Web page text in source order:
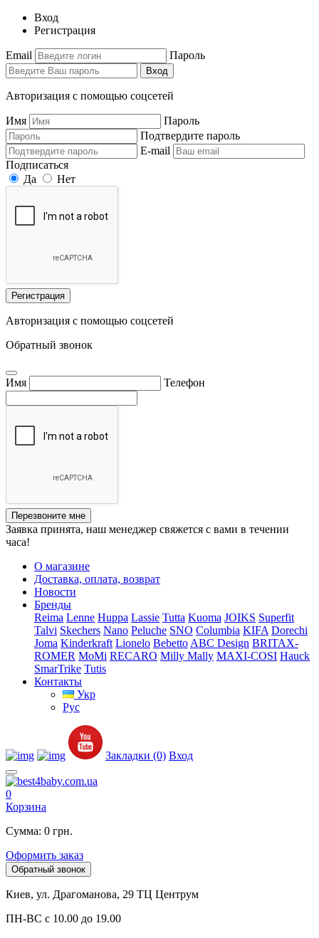
Вход
Регистрация
Email Пароль
Вход
Авторизация с помощью соцсетей
Имя
Пароль
Подтвердите пароль
E-mail
Подписаться
Да
Нет
Регистрация
Авторизация с помощью соцсетей
Обратный звонок
Имя Телефон
Перезвоните мне
Заявка принята, наш менеджер свяжется с вами в течении
часа!
О магазине
Доставка, оплата, возврат
Новости
Бренды
Reima Lenne Huppa Lassie Tutta Kuoma JOIKS Superfit
Talvi Skechers Nano Peluche SNO Columbia KIFA Dorechi
Joma Kinderkraft Lionelo Bebetto ABC Design BRITAX-
ROMER MoMi RECARO Milly Mally MAXI-COSI Hauck
SmarTrike Tutis
Контакты
Укр
Рус
Закладки (0) Вход
0
Корзина
Сумма: 0 грн.
Оформить заказ
Обратный звонок
Киев, ул. Драгоманова, 29 ТЦ Центрум
ПН-ВС с 10.00 до 19.00